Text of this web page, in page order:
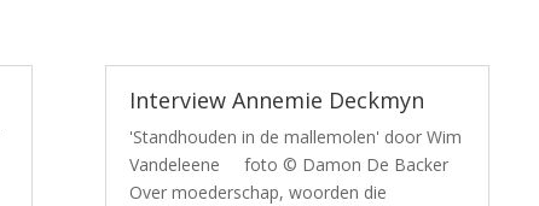
Interview Annemie Deckmyn
'Standhouden in de mallemolen' door Wim
Vandeleene foto © Damon De Backer
Over moederschap, woorden die